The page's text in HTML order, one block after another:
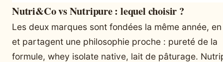
Nutri&Co vs Nutripure : lequel choisir ?
Les deux marques sont fondées la même année, en
et partagent une philosophie proche : pureté de la
formule, whey isolate native, lait de pâturage.